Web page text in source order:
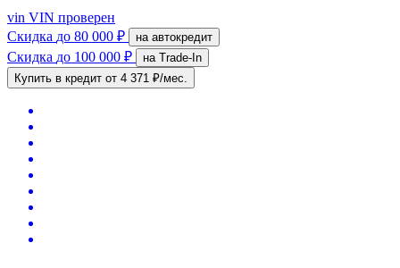
vin VIN проверен
Скидка до 80 000 ₽ на автокредит
Скидка до 100 000 ₽
на Trade-In
Купить в кредит от 4 371 ₽/мес.